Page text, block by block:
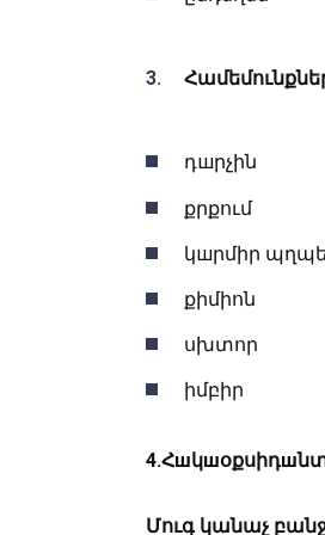
դшրչին
քրքում
կшրմիր
քիմիոն
սխտոր
իմբիր
Մուգ կանաչ